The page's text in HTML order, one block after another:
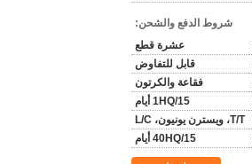
شروط الدفع والشحن:
عشرة قطع
قابل للتفاوض
فقاعة والكرتون
1HQ/15 أيام
T/T، ويسترن يونيون، L/C
40HQ/15 أيام